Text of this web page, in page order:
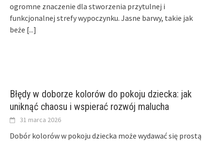
ogromne znaczenie dla stworzenia przytulnej i
funkcjonalnej strefy wypoczynku. Jasne barwy, takie jak
beże [...]
Błędy w doborze kolorów do pokoju dziecka: jak
uniknąć chaosu i wspierać rozwój malucha
31 marca 2026
Dobór kolorów w pokoju dziecka może wydawać się prostą